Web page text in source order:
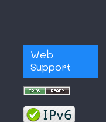
Web
Support